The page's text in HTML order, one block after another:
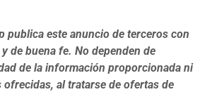
publica este anuncio de terceros con
de buena fe. No dependen de
de la información proporcionada ni
ofrecidas, al tratarse de ofertas de